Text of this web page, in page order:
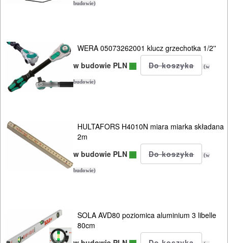
ALLIGATOR
pił
i
ukośnic
szablowych
pistoletów
silikonu
Do
budowie)
WERA 05073262001 klucz grzechotka 1/2''
w budowie PLN
(w
budowie)
HULTAFORS H4010N miara miarka składana
2m
w budowie PLN
(w
budowie)
SOLA AVD80 poziomica aluminium 3 libelle
80cm